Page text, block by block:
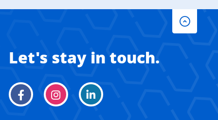
Let's stay in touch.